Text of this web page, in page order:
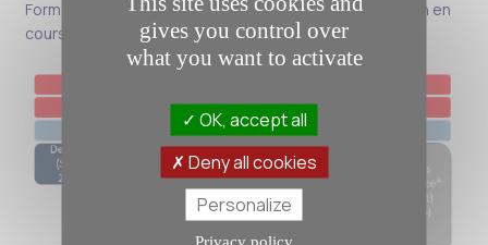
Formations en distanciel, compatibles avec une mission en
cours ou une période d’intercontrat
gives you control over
what you want to activate
OK, accept all
Deny all cookies
Personalize
Privacy policy